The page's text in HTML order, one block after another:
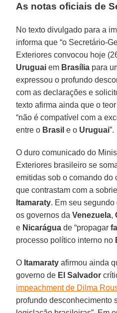
As notas oficiais de
No texto divulgado para a
informa que “o Secretário-
Exteriores convocou hoje
Uruguai em Brasília para
expressou o profundo
com as declarações e
texto afirma ainda que o
“não é compatível com a
entre o Brasil e o Uruguai”.
O duro comunicado do
Exteriores brasileiro se
emitidas sob o comando do
que contrastam com a
Itamaraty. Em seu
os governos daVenezuela,
e Nicarágua de “propagar
processo político interno no
O Itamaraty afirmou ainda
governo de El Salvador
impeachment de Dilma
profundo desconhecimento